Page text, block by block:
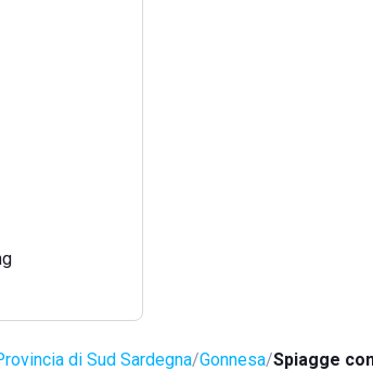
di Sud Sardegna Gonnesa Spiagge